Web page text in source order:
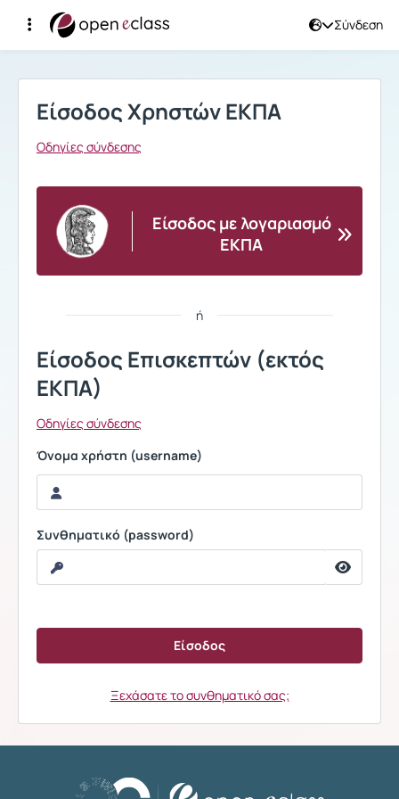
Σύνδεση
Σύνδεση
Είσοδος Χρηστών ΕΚΠΑ
Οδηγίες σύνδεσης
Είσοδος με λογαριασμό
ΕΚΠΑ
ή
Είσοδος Επισκεπτών (εκτός
ΕΚΠΑ)
Οδηγίες σύνδεσης
Όνομα χρήστη (username)
Συνθηματικό (password)
Ξεχάσατε το συνθηματικό σας;